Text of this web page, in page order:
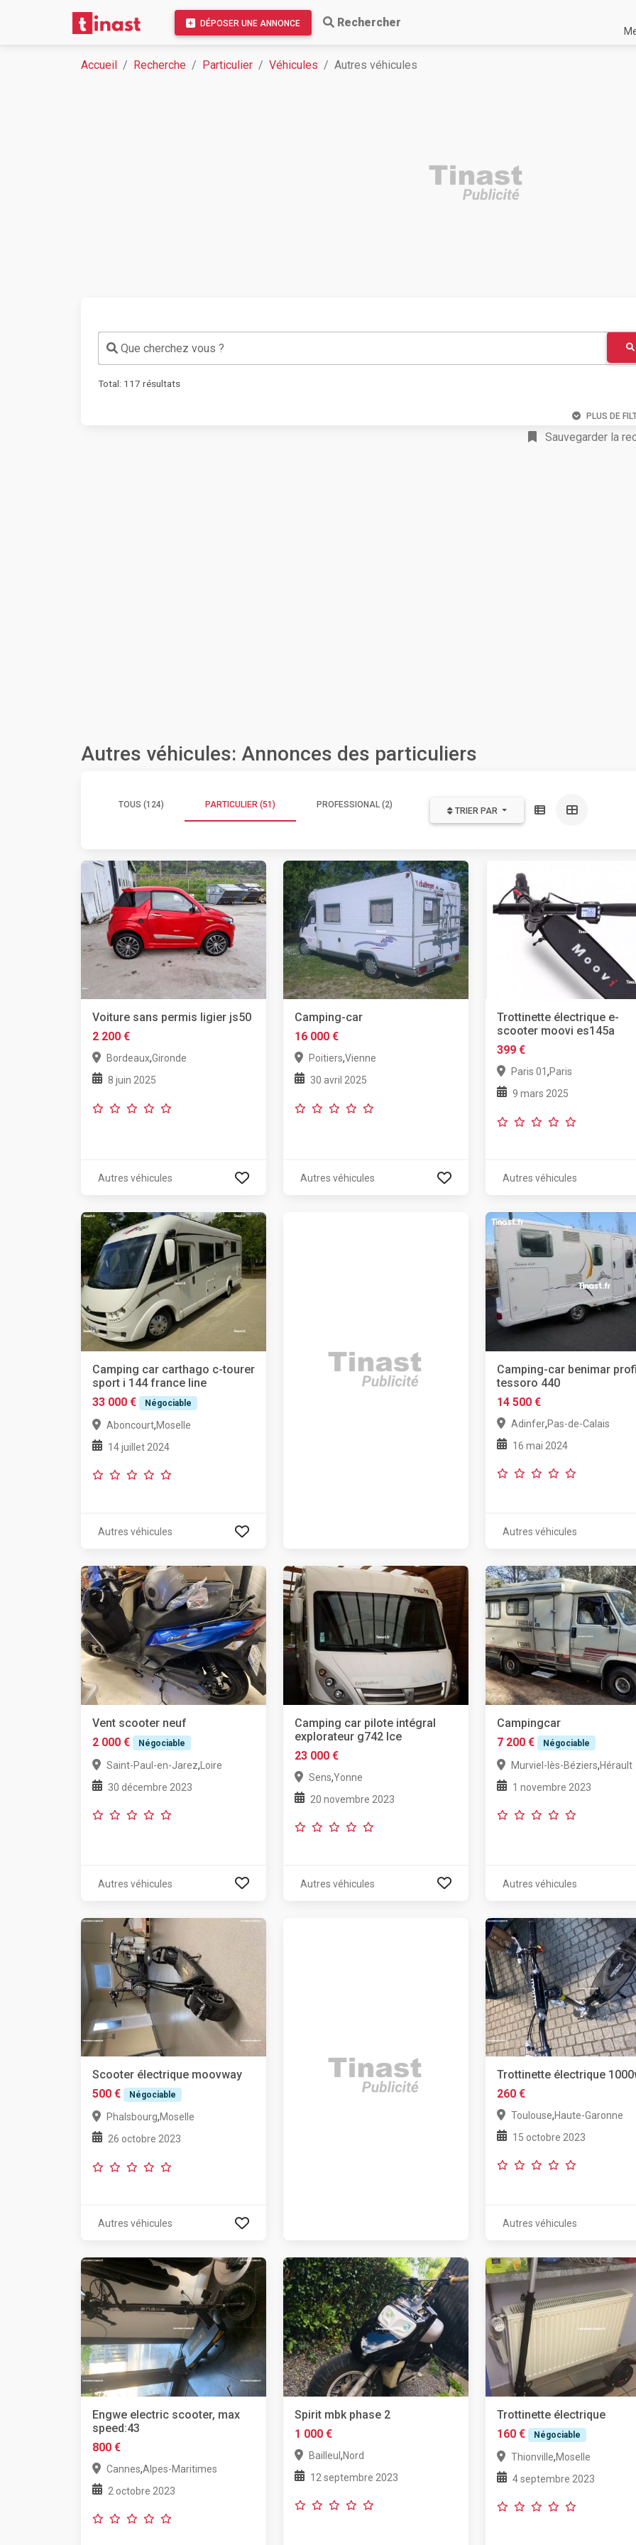
DÉPOSER UNE ANNONCE Rechercher
Accueil Recherche Particulier Véhicules Autres véhicules
Que cherchez vous ?
Total: 117 résultats
PLUS DE
Sauvegarder la
Autres véhicules: Annonces des particuliers
TOUS (124) PARTICULIER (51) PROFESSIONAL (2)
TRIER PAR
Voiture sans permis ligier js50
2 200 €
Bordeaux,Gironde
8 juin 2025
Autres véhicules
Camping-car
16 000 €
Poitiers,Vienne
30 avril 2025
Autres véhicules
Trottinette électrique e-
scooter moovi es145a
399 €
Paris 01 ,Paris
9 mars 2025
Autres véhicules
Camping car carthago c-tourer
sport i 144 france line
33 000 €
Négociable
Aboncourt,Moselle
14 juillet 2024
Autres véhicules
Camping-car benimar
tessoro 440
14 500 €
Adinfer,Pas-de-Calais
16 mai 2024
Autres véhicules
Vent scooter neuf
2 000 €
Négociable
Saint-Paul-en-Jarez, Loire
30 décembre 2023
Autres véhicules
Camping car pilote intégral
explorateur g742 lce
23 000 €
Sens,Yonne
20 novembre 2023
Autres véhicules
Campingcar
7 200 €
Négociable
Murviel-lès-Béziers,Hérault
1 novembre 2023
Autres véhicules
Scooter électrique moovway
500 €
Négociable
Phalsbourg,Moselle
26 octobre 2023
Autres véhicules
Trottinette électrique
260 €
Toulouse,Haute-Garonne
15 octobre 2023
Autres véhicules
Engwe electric scooter, max
speed:43
800 €
Cannes,Alpes-Maritimes
2 octobre 2023
Spirit mbk phase 2
1 000 €
Bailleul ,Nord
12 septembre 2023
Trottinette électrique
160 €
Négociable
Thionville,Moselle
4 septembre 2023